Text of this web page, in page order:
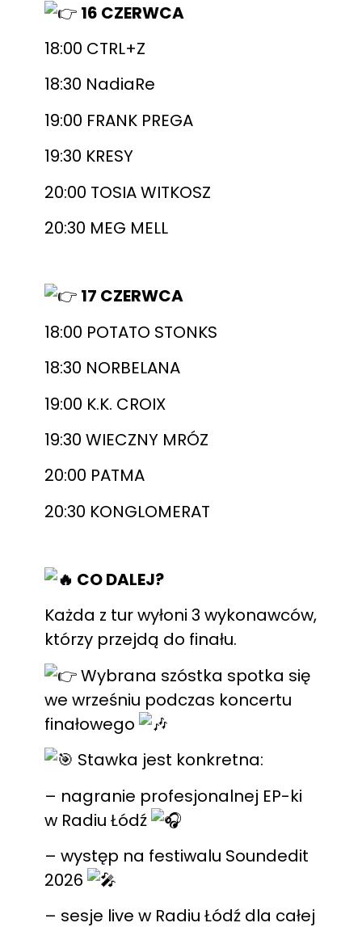
16 CZERWCA
18:00 CTRL+Z
18:30 NadiaRe
19:00 FRANK PREGA
19:30 KRESY
20:00 TOSIA WITKOSZ
20:30 MEG MELL
17 CZERWCA
18:00 POTATO STONKS
18:30 NORBELANA
19:00 K.K. CROIX
19:30 WIECZNY MRÓZ
20:00 PATMA
20:30 KONGLOMERAT
CO DALEJ?
Każda z tur wyłoni 3 wykonawców,
którzy przejdą do finału.
Wybrana szóstka spotka się
we wrześniu podczas koncertu
finałowego
Stawka jest konkretna:
– nagranie profesjonalnej EP-ki
w Radiu Łódź
– występ na festiwalu Soundedit
2026
– sesje live w Radiu Łódź dla całej